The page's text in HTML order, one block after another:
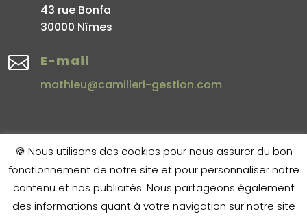
43 rue Bonfa
30000 Nîmes
 E-mail
mathieu@camilleri-gestion.com
Copyright © 2020 Camilleri Gestion|Mentions Légales |Nos
honoraires
🍪 Nous utilisons des cookies pour nous assurer du bon
fonctionnement de notre site et pour personnaliser notre
contenu et nos publicités. Nous partageons également
des informations quant à votre navigation sur notre site